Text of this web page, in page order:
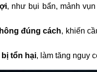
, như bụi bẩn, mảnh
đúng cách, khiến
tổn hại, làm tăng nguy